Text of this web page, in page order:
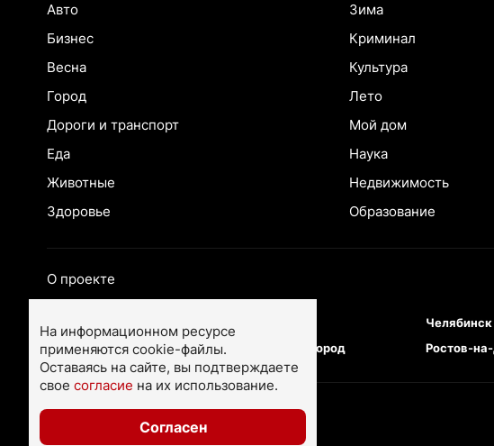
Авто
Бизнес
Весна
Город
Дороги и транспорт
Еда
Животные
Здоровье
Зима
Криминал
Культура
Лето
Мой дом
Наука
Недвижимость
Образование
О проекте
Тюмень
Нижний Новгород
Челябинск
Ростов-
На информационном ресурсе
применяются cookie-файлы.
Оставаясь на сайте, вы подтверждаете
свое согласие на их использование.
Согласен